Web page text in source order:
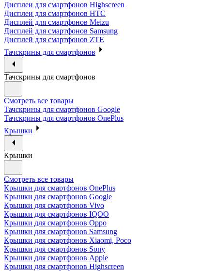
Дисплеи для смартфонов Highscreen
Дисплеи для смартфонов HTC
Дисплей для смартфонов Meizu
Дисплей для смартфонов Samsung
Дисплей для смартфонов ZTE
Тачскрины для смартфонов
Тачскрины для смартфонов
Смотреть все товары
Тачскрины для смартфонов Google
Тачскрины для смартфонов OnePlus
Крышки
Крышки
Смотреть все товары
Крышки для смартфонов OnePlus
Крышки для смартфонов Google
Крышки для смартфонов Vivo
Крышки для смартфонов IQOO
Крышки для смартфонов Oppo
Крышки для смартфонов Samsung
Крышки для смартфонов Xiaomi, Poco
Крышки для смартфонов Sony
Крышки для смартфонов Apple
Крышки для смартфонов Highscreen